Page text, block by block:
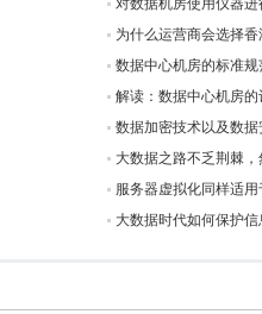
对数据机房使用仪器
为什么运营商会选择
数据中心机房的标准规
解读：数据中心机房
数据加密技术以及数据
大数据之路不乏荆棘
服务器虚拟化同样适
大数据时代如何保护信